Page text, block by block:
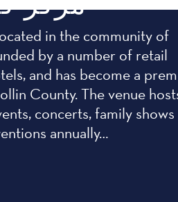
in the community of
by a number of retail
and has become a
County. The venue
concerts, family shows
annually…